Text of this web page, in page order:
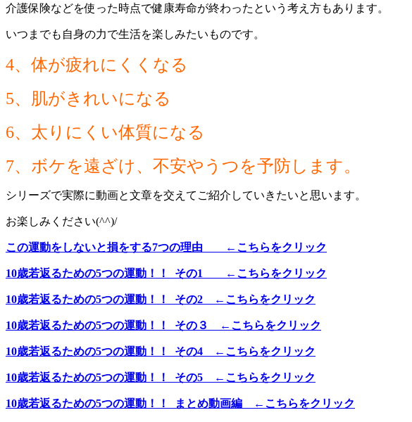
介護保険などを使った時点で健康寿命が終わったという考え方もあります。
いつまでも自身の力で生活を楽しみたいものです。
4、体が疲れにくくなる
5、肌がきれいになる
6、太りにくい体質になる
7、ボケを遠ざけ、不安やうつを予防します。
シリーズで実際に動画と文章を交えてご紹介していきたいと思います。
お楽しみください(^^)/
この運動をしないと損をする7つの理由 ←こちらをクリック
10歳若返るための5つの運動！！ その1 ←こちらをクリック
10歳若返るための5つの運動！！ その2 ←こちらをクリック
10歳若返るための5つの運動！！ その３ ←こちらをクリック
10歳若返るための5つの運動！！ その4 ←こちらをクリック
10歳若返るための5つの運動！！ その5 ←こちらをクリック
10歳若返るための5つの運動！！ まとめ動画編 ←こちらをクリック